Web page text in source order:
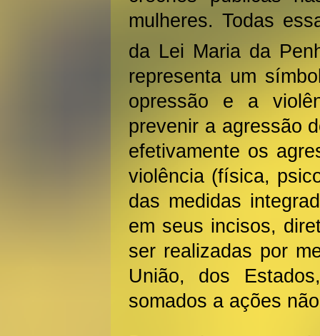
mulheres. Todas
da Lei Maria da
representa um
opressão e a
prevenir a agressão
efetivamente os
violência (física,
das medidas
em seus incisos,
ser realizadas por
União, dos
somados a ações